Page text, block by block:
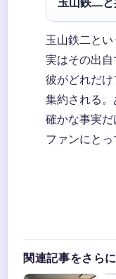
玉山鉄二とい
実はその出自
彼がどれだ
集約される。
確かな事実だ
ファンにとっ
関連記事をさら